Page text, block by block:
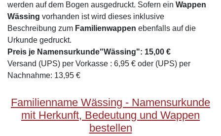
werden auf dem Bogen ausgedruckt. Sofern ein Wappen
Wässing vorhanden ist wird dieses inklusive
Beschreibung zum Familienwappen ebenfalls auf die
Urkunde gedruckt.
Preis je Namensurkunde"Wässing": 15,00 €
Versand (UPS) per Vorkasse : 6,95 € oder (UPS) per
Nachnahme: 13,95 €
Familienname Wässing - Namensurkunde
mit Herkunft, Bedeutung und Wappen
bestellen